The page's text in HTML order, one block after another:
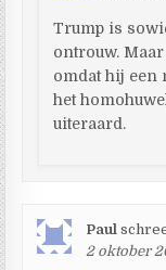
Trump is
ontrouw. Maar
omdat hij een
het
uiteraard.
Paul
2 oktober